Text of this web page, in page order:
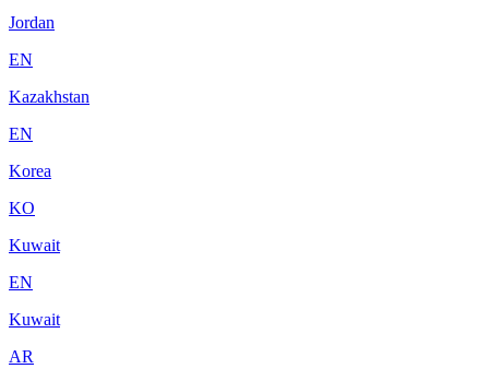
Jordan
EN
Kazakhstan
EN
Korea
KO
Kuwait
EN
Kuwait
AR